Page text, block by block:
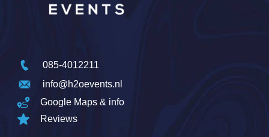
085-4012211
info@h2oevents.nl
Google Maps & info
Reviews